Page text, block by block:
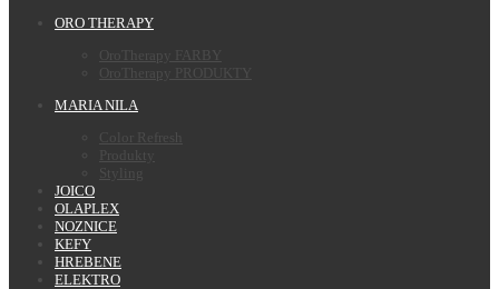
ORO THERAPY
OroTherapy FARBY
OroTherapy PRODUKTY
MARIA NILA
Color Refresh
Produkty
Styling
JOICO
OLAPLEX
NOZNICE
KEFY
HREBENE
ELEKTRO